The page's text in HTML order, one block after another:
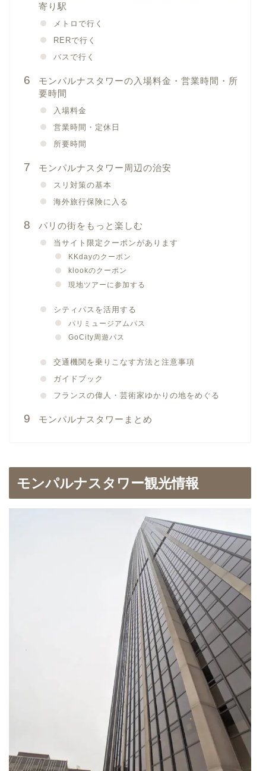
寄り駅
メトロで行く
RERで行く
バスで行く
モンパルナスタワーの入場料金・営業時間・所
要時間
入場料金
営業時間・定休日
所要時間
モンパルナスタワー周辺の治安
スリ対策の基本
海外旅行保険に入る
パリの街をもっと楽しむ
当サイト限定クーポンがあります
KKdayのクーポン
klookのクーポン
現地ツアーに参加する
シティパスを活用する
パリミュージアムパス
GoCity周遊パス
交通機関を乗りこなす方法と注意事項
ガイドブック
フランスの偉人・芸術家ゆかりの地をめぐる
モンパルナスタワーまとめ
モンパルナスタワー観光情報